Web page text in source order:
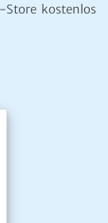
Store kostenlos